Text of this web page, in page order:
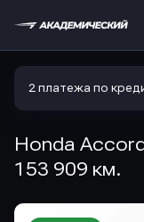
2 платежа по
Honda
153 909 км.